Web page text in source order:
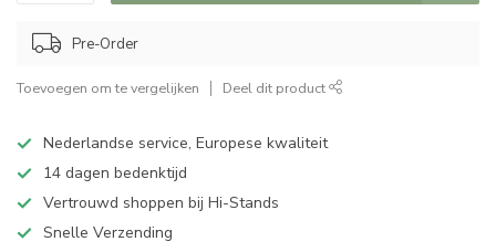
Pre-Order
Toevoegen om te vergelijken Deel dit product
Nederlandse service, Europese kwaliteit
14 dagen bedenktijd
Vertrouwd shoppen bij Hi-Stands
Snelle Verzending